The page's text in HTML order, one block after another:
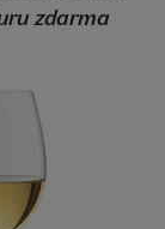
zdarma